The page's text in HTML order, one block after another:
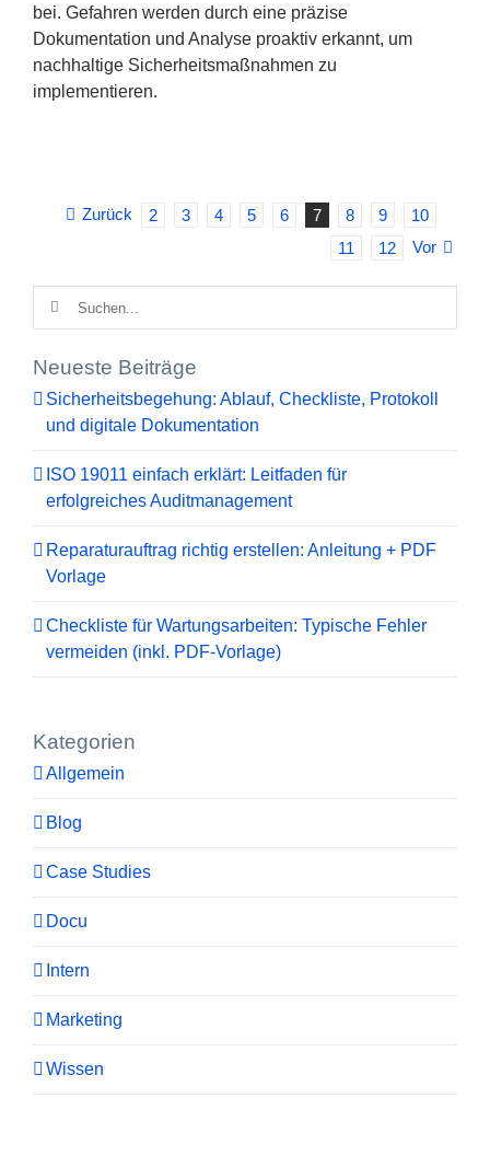
bei. Gefahren werden durch eine präzise
Dokumentation und Analyse proaktiv erkannt, um
nachhaltige Sicherheitsmaßnahmen zu
implementieren.
Zurück 2 3 4 5 6 7 8 9
10
11
12 Vor
Suche
Neueste Beiträge
Sicherheitsbegehung: Ablauf, Checkliste, Protokoll
und digitale Dokumentation
ISO 19011 einfach erklärt: Leitfaden für
erfolgreiches Auditmanagement
Reparaturauftrag richtig erstellen: Anleitung + PDF
Vorlage
Checkliste für Wartungsarbeiten: Typische Fehler
vermeiden (inkl. PDF-Vorlage)
Kategorien
Allgemein
Blog
Case Studies
Docu
Intern
Marketing
Wissen